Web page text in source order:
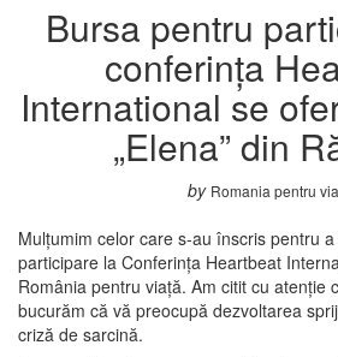
Bursa pentru
conferința
International se
„Elena” din
by Romania pentru
Mulțumim celor care s-au înscris pentru
participare la Conferința Heartbeat
România pentru viață. Am citit cu atenție
bucurăm că vă preocupă dezvoltarea
criză de sarcină.